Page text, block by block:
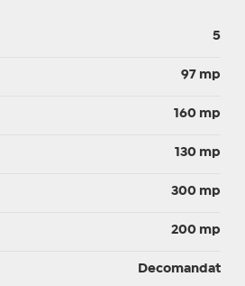
5
97 mp
160 mp
130 mp
300 mp
200 mp
Decomandat